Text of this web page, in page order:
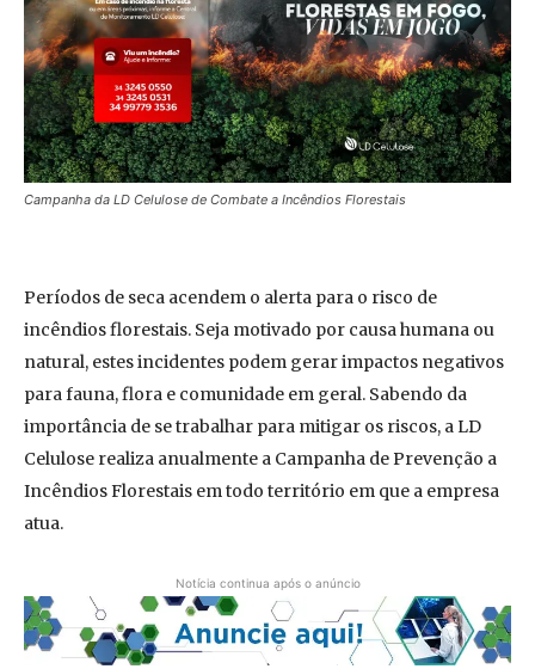
Campanha da LD Celulose de Combate a Incêndios Florestais
Períodos de seca acendem o alerta para o risco de
incêndios florestais. Seja motivado por causa humana ou
natural, estes incidentes podem gerar impactos negativos
para fauna, flora e comunidade em geral. Sabendo da
importância de se trabalhar para mitigar os riscos, a LD
Celulose realiza anualmente a Campanha de Prevenção a
Incêndios Florestais em todo território em que a empresa
atua.
Notícia continua após o anúncio